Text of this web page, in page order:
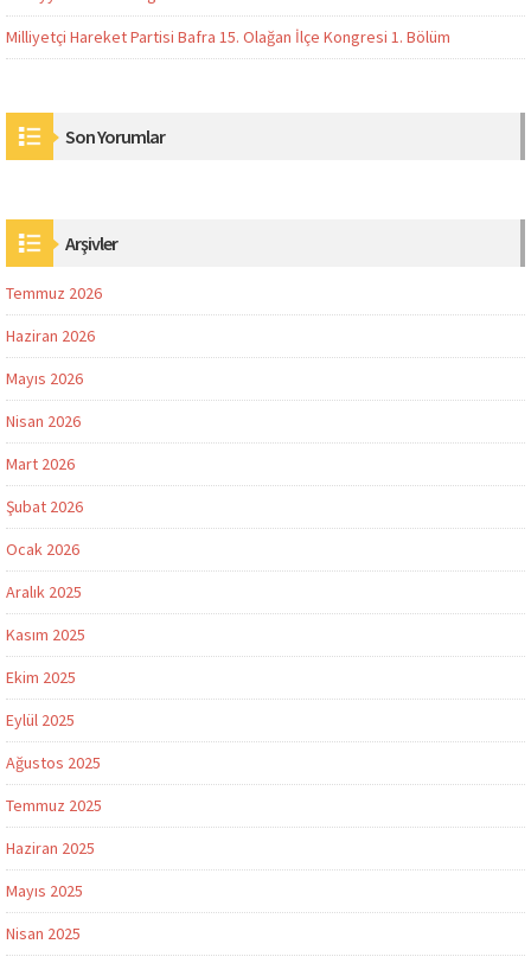
Milliyetçi Hareket Partisi Bafra 15. Olağan İlçe Kongresi 1. Bölüm
Son Yorumlar
Arşivler
Temmuz 2026
Haziran 2026
Mayıs 2026
Nisan 2026
Mart 2026
Şubat 2026
Ocak 2026
Aralık 2025
Kasım 2025
Ekim 2025
Eylül 2025
Ağustos 2025
Temmuz 2025
Haziran 2025
Mayıs 2025
Nisan 2025